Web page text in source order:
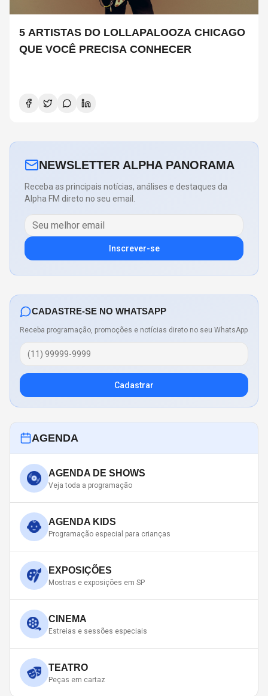
5 ARTISTAS DO LOLLAPALOOZA CHICAGO
QUE VOCÊ PRECISA CONHECER
NEWSLETTER ALPHA PANORAMA
Receba as principais notícias, análises e destaques da
Alpha FM direto no seu email.
Inscrever-se
CADASTRE-SE NO WHATSAPP
Receba programação, promoções e notícias direto no seu WhatsApp
Cadastrar
AGENDA
AGENDA DE SHOWS
Veja toda a programação
AGENDA KIDS
Programação especial para crianças
EXPOSIÇÕES
Mostras e exposições em SP
CINEMA
Estreias e sessões especiais
TEATRO
Peças em cartaz